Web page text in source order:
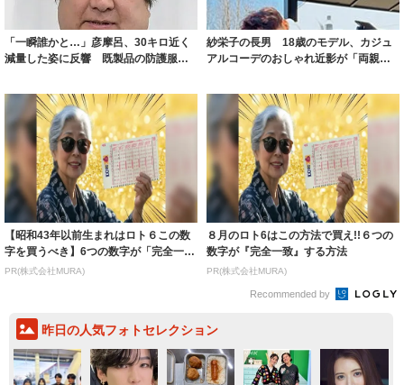
「一瞬誰かと…」彦摩呂、30キロ近く
減量した姿に反響 既製品の防護服が
紗栄子の長男 18歳のモデル、カジュ
アルコーデのおしゃれ近影が「両親の
【昭和43年以前生まれはロト６この数
字を買うべき】6つの数字が「完全一
致」する方...
PR(株式会社MURA)
８月のロト6はこの方法で買え!!６つの
数字が『完全一致』する方法
PR(株式会社MURA)
Recommended by
昨日の人気フォトセレクション